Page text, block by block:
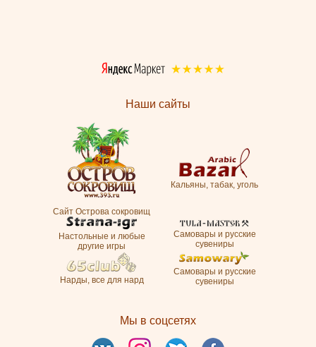
Наши сайты
Сайт Острова сокровищ
Кальяны, табак, уголь
Настольные и любые
другие игры
Самовары и русские
сувениры
Нарды, все для нард
Самовары и русские
сувениры
Мы в соцсетях